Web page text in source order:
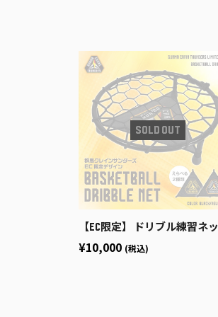
【EC限定】 ドリブル練習ネット 【プライマリーロゴ】
¥10,000 (税込)